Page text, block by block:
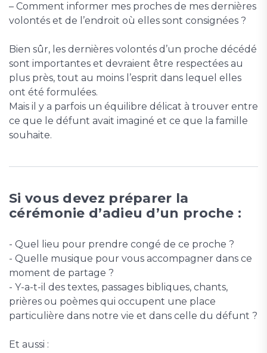
– Comment informer mes proches de mes dernières
volontés et de l’endroit où elles sont consignées ?
Bien sûr, les dernières volontés d’un proche décédé
sont importantes et devraient être respectées au
plus près, tout au moins l’esprit dans lequel elles
ont été formulées.
Mais il y a parfois un équilibre délicat à trouver entre
ce que le défunt avait imaginé et ce que la famille
souhaite.
Si vous devez préparer la
cérémonie d’adieu d’un proche :
- Quel lieu pour prendre congé de ce proche ?
- Quelle musique pour vous accompagner dans ce
moment de partage ?
- Y-a-t-il des textes, passages bibliques, chants,
prières ou poèmes qui occupent une place
particulière dans notre vie et dans celle du défunt ?
Et aussi :